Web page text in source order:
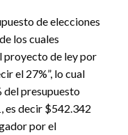
de elecciones
los cuales
proyecto de ley por
el 27%”, lo cual
del presupuesto
es decir $542.342
por el